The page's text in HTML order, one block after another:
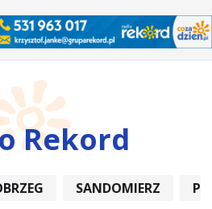
Rekord
SANDOMIERZ